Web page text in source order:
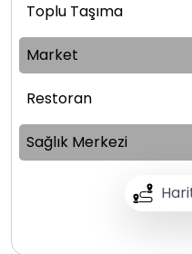
Toplu Taşıma
Market
Restoran
Sağlık Merkezi